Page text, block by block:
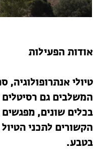
מחנות קיץ
מחנות קיץ
אודות הפעילות
טיולי אנתרופולוגיה,
המשלבים גם רסיטלים
בכלים שונים,
הקשורים לתכני
בטבע.